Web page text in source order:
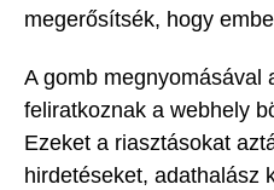
megerősítsék, hogy
A gomb megnyomásával
feliratkoznak a webhely
Ezeket a riasztásokat
hirdetéseket, adathalász